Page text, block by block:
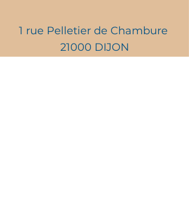
1 rue Pelletier de Chambure
21000 DIJON